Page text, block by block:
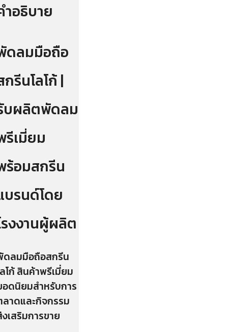
ำอธิบาย
ดลมมือถือ
รีนโลโก้ |
บผลิตพัดลม
รีเมี่ยม
ร้อมสกรีน
บรนด์โดย
รงงานผู้ผลิต
ลมมือถือสกรีน
โก้ สินค้าพรีเมี่ยม
ดนิยมสำหรับการ
าดและกิจกรรม
เสริมการขาย